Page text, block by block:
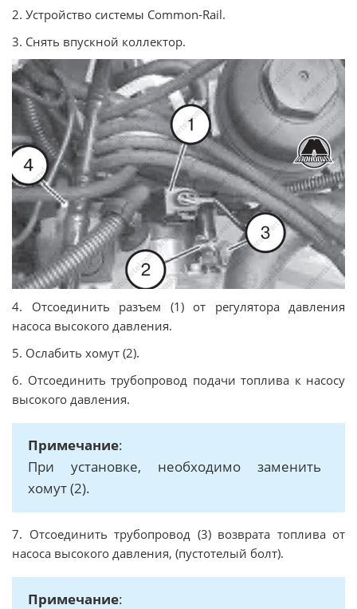
2. Устройство системы Common-Rail.
3. Снять впускной коллектор.
4. Отсоединить разъем (1) от регулятора давления
насоса высокого давления.
5. Ослабить хомут (2).
6. Отсоединить трубопровод подачи топлива к насосу
высокого давления.
Примечание:
При установке, необходимо заменить
хомут (2).
7. Отсоединить трубопровод (3) возврата топлива от
насоса высокого давления, (пустотелый болт).
Примечание: